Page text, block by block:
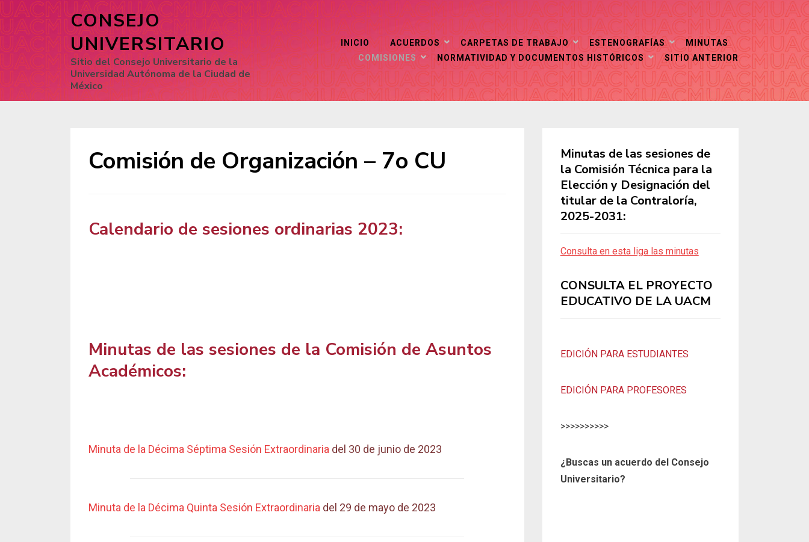
CONSEJO
UNIVERSITARIO
Sitio del Consejo Universitario de la
Universidad Autónoma de la Ciudad de
México
INICIO ACUERDOS CARPETAS DE TRABAJO ESTENOGRAFÍAS
MINUTAS
COMISIONES
NORMATIVIDAD Y DOCUMENTOS HISTÓRICOS SITIO ANTERIOR
Comisión de Organización – 7o CU
Calendario de sesiones ordinarias 2023:
Minutas de las sesiones de la Comisión de Asuntos
Académicos:
Minuta de la Décima Séptima Sesión Extraordinaria del 30 de junio de 2023
Minuta de la Décima Quinta Sesión Extraordinaria del 29 de mayo de 2023
Minutas de las sesiones de
la Comisión Técnica para la
Elección y Designación del
titular de la Contraloría,
2025-2031:
Consulta en esta liga las minutas
CONSULTA EL PROYECTO
EDUCATIVO DE LA UACM
EDICIÓN PARA ESTUDIANTES
EDICIÓN PARA PROFESORES
>>>>>>>>>>
¿Buscas un acuerdo del Consejo
Universitario?